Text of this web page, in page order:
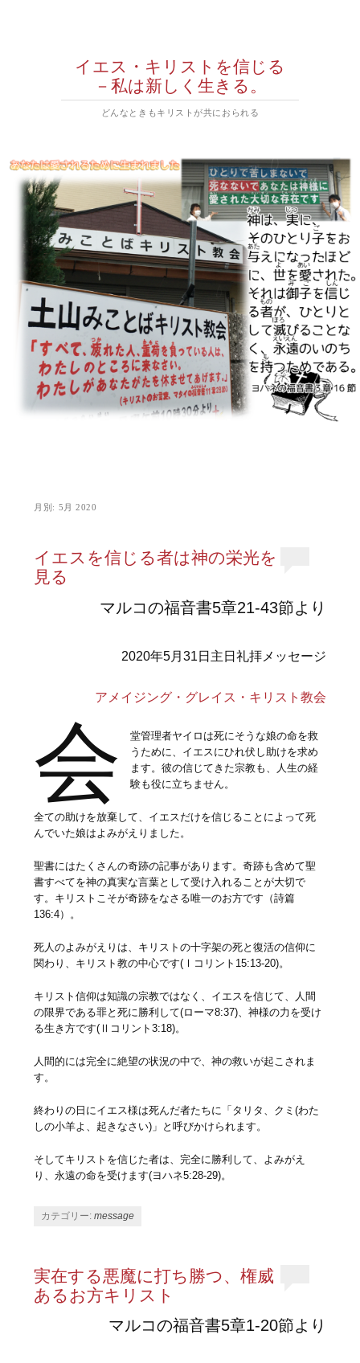
イエス・キリストを信じる
－私は新しく生きる。
どんなときもキリストが共におられる
月別: 5月 2020
イエスを信じる者は神の栄光を
見る
マルコの福音書5章21-43節より
2020年5月31日主日礼拝メッセージ
アメイジング・グレイス・キリスト教会
会
堂管理者ヤイロは死にそうな娘の命を救
うために、イエスにひれ伏し助けを求め
ます。彼の信じてきた宗教も、人生の経
験も役に立ちません。
全ての助けを放棄して、イエスだけを信じることによって死
んでいた娘はよみがえりました。
聖書にはたくさんの奇跡の記事があります。奇跡も含めて聖
書すべてを神の真実な言葉として受け入れることが大切で
す。キリストこそが奇跡をなさる唯一のお方です（詩篇
136:4）。
死人のよみがえりは、キリストの十字架の死と復活の信仰に
関わり、キリスト教の中心です(Ⅰコリント15:13-20)。
キリスト信仰は知識の宗教ではなく、イエスを信じて、人間
の限界である罪と死に勝利して(ローマ8:37)、神様の力を受け
る生き方です(Ⅱコリント3:18)。
人間的には完全に絶望の状況の中で、神の救いが起こされま
す。
終わりの日にイエス様は死んだ者たちに「タリタ、クミ(わた
しの小羊よ、起きなさい)」と呼びかけられます。
そしてキリストを信じた者は、完全に勝利して、よみがえ
り、永遠の命を受けます(ヨハネ5:28-29)。
カテゴリー:message
実在する悪魔に打ち勝つ、権威
あるお方キリスト
マルコの福音書5章1-20節より